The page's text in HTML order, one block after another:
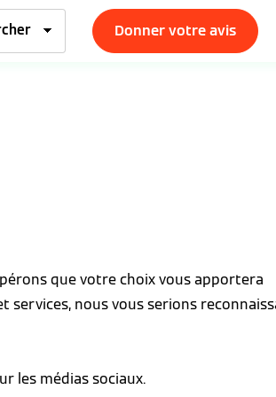
Donner votre avis
que votre choix vous apportera
nous vous serions
les médias sociaux.